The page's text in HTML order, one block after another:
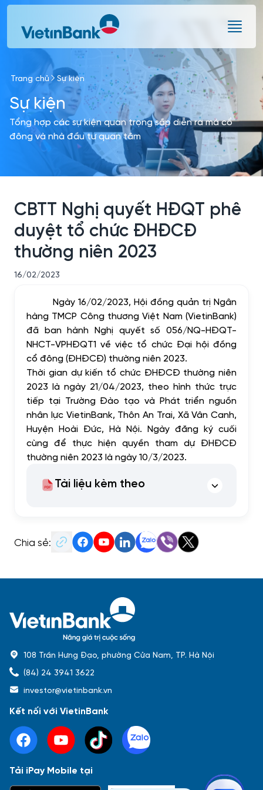
Skip to Main Content
Trang chủ Sự kiện
Sự kiện
Tổng hợp các sự kiện quan trọng sắp diễn ra mà cổ
đông và nhà đầu tư quan tâm
CBTT Nghị quyết HĐQT phê
duyệt tổ chức ĐHĐCĐ
thường niên 2023
16/02/2023
Ngày 16/02/2023, Hội đồng quản trị Ngân
hàng TMCP Công thương Việt Nam (VietinBank)
đã ban hành Nghị quyết số 056/NQ-HĐQT-
NHCT-VPHĐQT1 về việc tổ chức Đại hội đồng
cổ đông (ĐHĐCĐ) thường niên 2023.
Thời gian dự kiến tổ chức ĐHĐCĐ thường niên
2023 là ngày 21/04/2023, theo hình thức trực
tiếp tại Trường Đào tạo và Phát triển nguồn
nhân lực VietinBank, Thôn An Trai, Xã Vân Canh,
Huyện Hoài Đức, Hà Nội. Ngày đăng ký cuối
cùng để thực hiện quyền tham dự ĐHĐCĐ
thường niên 2023 là ngày 10/3/2023.
Tài liệu kèm theo
Chia sẻ:
108 Trần Hưng Đạo, phường Cửa Nam, TP. Hà Nội
(84) 24 3941 3622
investor@vietinbank.vn
Kết nối với VietinBank
Tải iPay Mobile tại